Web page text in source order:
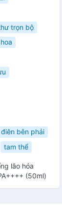
trọn bộ
bên phải
tam thể
lão hóa
(50ml)